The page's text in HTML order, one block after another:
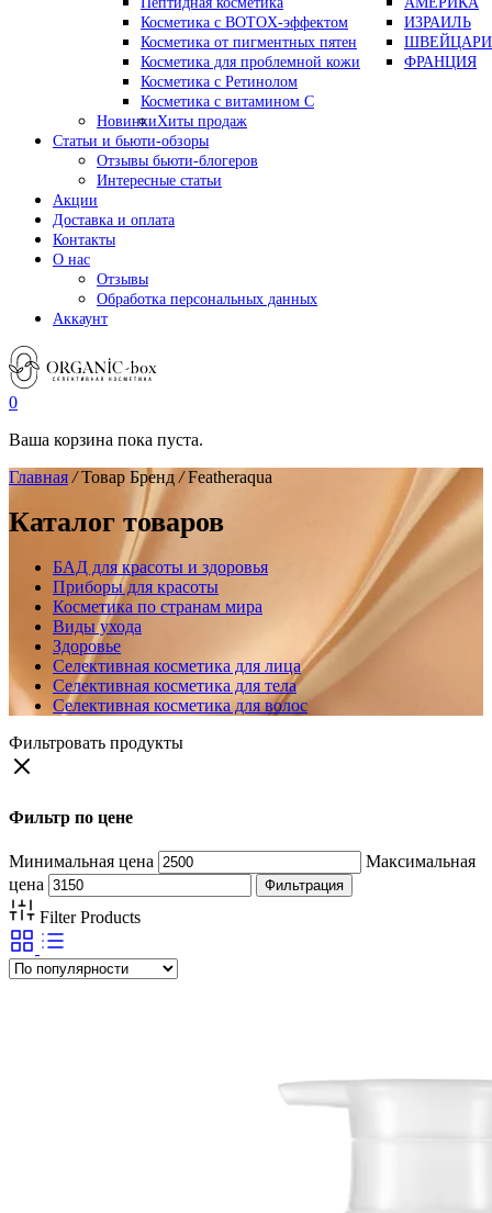
Косметика с BOTOX-эффектом
Косметика от пигментных пятен
Косметика для проблемной кожи
Косметика с Ретинолом
Косметика с витамином С
ИЗРАИЛЬ
ФРАНЦИЯ
НовинкиХиты продаж
Статьи и бьюти-обзоры
Отзывы бьюти-блогеров
Интересные статьи
Акции
Доставка и оплата
Контакты
О нас
Отзывы
Обработка персональных данных
Аккаунт
0
Ваша корзина пока пуста.
Главная /Товар Бренд /Featheraqua
Каталог товаров
БАД для красоты и здоровья
Приборы для красоты
Косметика по странам мира
Виды ухода
Здоровье
Селективная косметика для лица
Селективная косметика для тела
Селективная косметика для волос
Фильтровать продукты
Фильтр по цене
Минимальная цена
Максимальная
цена
Фильтрация
Filter Products